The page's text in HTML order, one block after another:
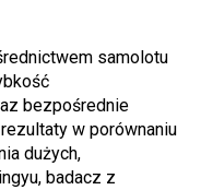
samolotu
bezpośrednie
w porównaniu
dużych,
badacz z